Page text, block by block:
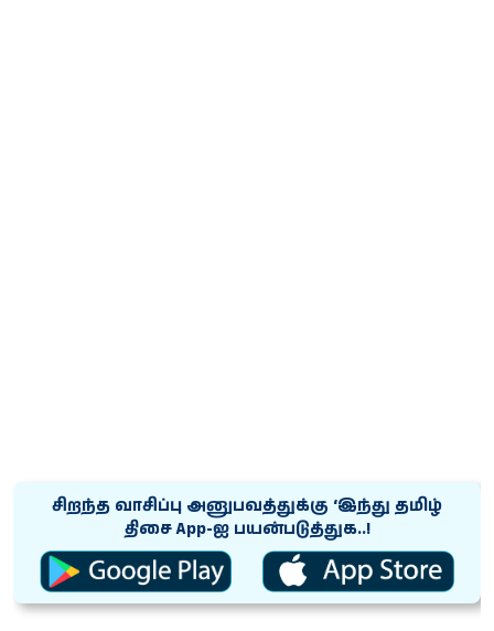
சிறந்த வாசிப்பு அனுபவத்துக்கு ‘இந்து தமிழ்
திசை App-ஐ பயன்படுத்துக..!